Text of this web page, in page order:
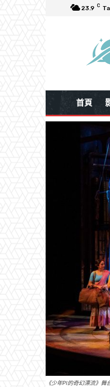
23.9 C
首頁
《少年PI的奇幻漂流》